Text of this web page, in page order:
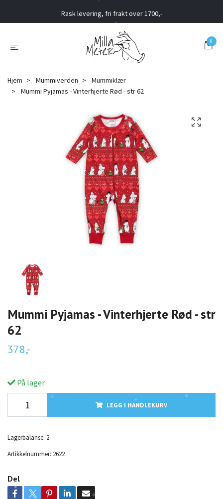
Rask levering, fri frakt over 1700,-
0
Hjem Mummiverden
Mummiklær
Mummi Pyjamas - Vinterhjerte Rød - str 62
Mummi Pyjamas - Vinterhjerte Rød - str
62
378,-
På lager.
LEGG I HANDLEKURV
Lagerbalanse: 2
Artikkelnummer: 2622
Del